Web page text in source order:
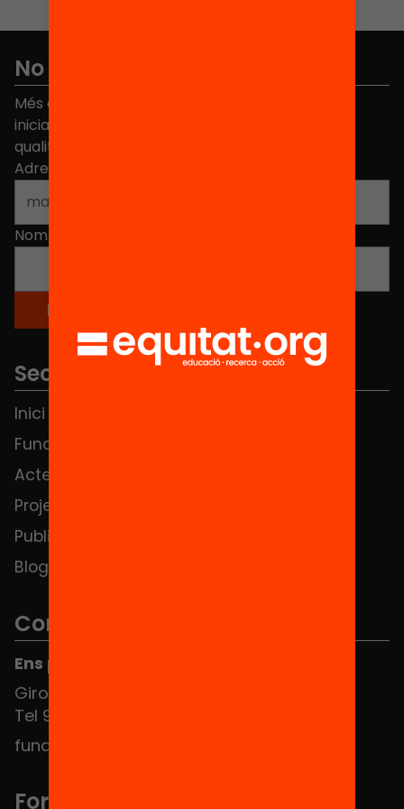
No et perdis res
Més de 40.000 persones ja han triat Equitat. Rep
iniciatives, propostes i projectes per millorar la
qualitat de l'educació a Catalunya.
Adreça electrònica
Nom
Seccions
Inici
Fundació
Actes
Projectes
Publicacions i vídeos
Blog
Contacte
Ens pots trobar al Hub Social
Girona 34, interior 08010 Barcelona
Tel 934 588 700
fundacio@equitat.org
Formem part de...